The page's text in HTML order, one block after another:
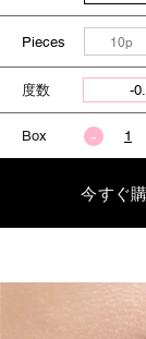
Pieces 10p
度数
Box
今すぐ